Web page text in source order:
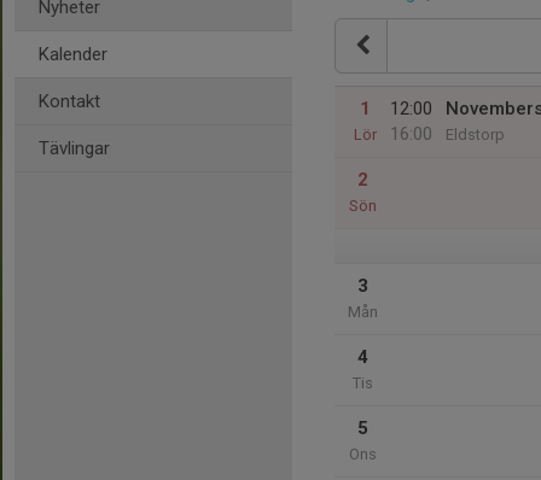
Nyheter
Kalender
Kontakt
Tävlingar
1
Lör
12:00
16:00
Eldstorp
2
Sön
3
Mån
4
Tis
5
Ons